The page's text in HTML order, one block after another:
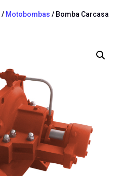
/ Motobombas / Bomba Carcasa